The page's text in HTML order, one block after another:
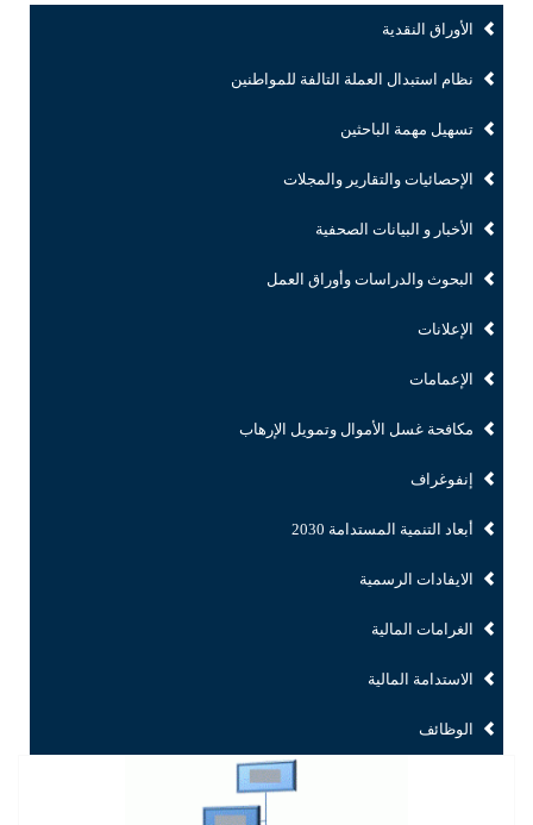
الأوراق النقدية
نظام استبدال العملة التالفة للمواطنين
تسهيل مهمة الباحثين
الإحصائيات والتقارير والمجلات
الأخبار و البيانات الصحفية
البحوث والدراسات وأوراق العمل
الإعلانات
الإعمامات
مكافحة غسل الأموال وتمويل الإرهاب
إنفوغراف
أبعاد التنمية المستدامة 2030
الايفادات الرسمية
الغرامات المالية
الاستدامة المالية
الوظائف